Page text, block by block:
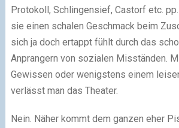
Protokoll, Schlingensief, Castorf etc.
sie einen schalen Geschmack beim
sich ja doch ertappt fühlt durch das
Anprangern von sozialen Misständen.
Gewissen oder wenigstens einem
verlässt man das Theater.
Nein. Näher kommt dem ganzen eher